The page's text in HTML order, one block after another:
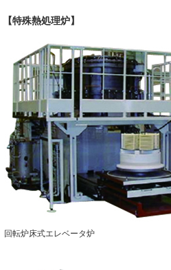
【特殊熱処理炉】
回転炉床式エレベータ炉